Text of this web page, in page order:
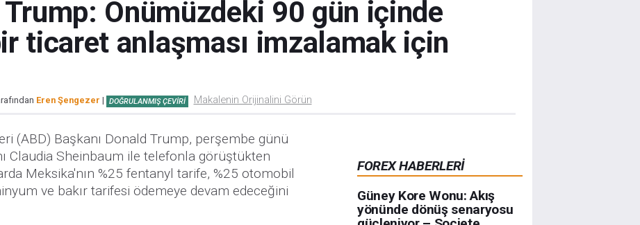
Trump: Önümüzdeki 90 gün içinde
ticaret anlaşması imzalamak için
Eren Şengezer | DOĞRULANMIŞ ÇEVIRI Makalenin Orijinalini Görün
(ABD) Başkanı Donald Trump, perşembe günü
Claudia Sheinbaum ile telefonla görüştükten
Meksika'nın %25 fentanyl tarife, %25 otomobil
ve bakır tarifesi ödemeye devam edeceğini
FOREX HABERLERİ
Güney Kore Wonu: Akış
yönünde dönüş senaryosu